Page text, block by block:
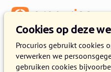
Cookies op deze
Procurios gebruikt cookies
verwerken we
gebruiken cookies
Release 2025.01
7 JANUARI 2025 4 MINUTEN